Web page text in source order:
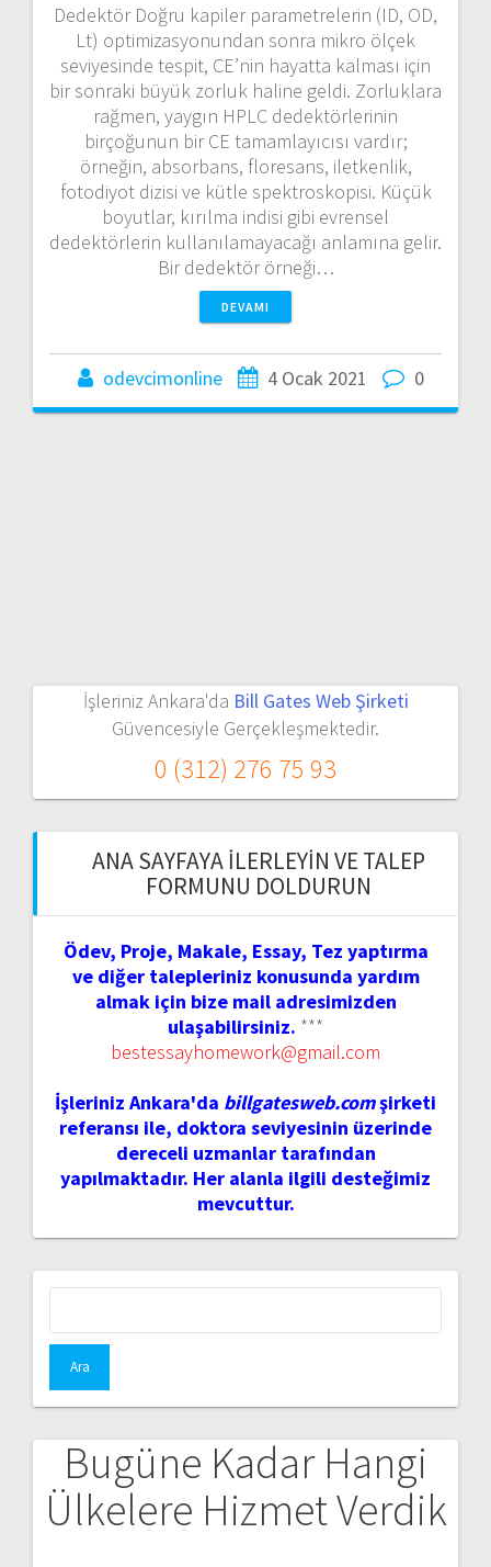
Dedektör Doğru kapiler parametrelerin (ID, OD,
Lt) optimizasyonundan sonra mikro ölçek
seviyesinde tespit, CE’nin hayatta kalması için
bir sonraki büyük zorluk haline geldi. Zorluklara
rağmen, yaygın HPLC dedektörlerinin
birçoğunun bir CE tamamlayıcısı vardır;
örneğin, absorbans, floresans, iletkenlik,
fotodiyot dizisi ve kütle spektroskopisi. Küçük
boyutlar, kırılma indisi gibi evrensel
dedektörlerin kullanılamayacağı anlamına gelir.
Bir dedektör örneği…
DEVAMI
odevcimonline 4 Ocak 2021 0
İşleriniz Ankara'da Bill Gates Web Şirketi
Güvencesiyle Gerçekleşmektedir.
0 (312) 276 75 93
ANA SAYFAYA İLERLEYIN VE TALEP
FORMUNU DOLDURUN
Ödev, Proje, Makale, Essay, Tez yaptırma
ve diğer talepleriniz konusunda yardım
almak için bize mail adresimizden
ulaşabilirsiniz. ***
bestessayhomework@gmail.com
İşleriniz Ankara'da billgatesweb.comşirketi
referansı ile, doktora seviyesinin üzerinde
dereceli uzmanlar tarafından
yapılmaktadır. Her alanla ilgili desteğimiz
mevcuttur.
Bugüne Kadar Hangi
Ülkelere Hizmet Verdik